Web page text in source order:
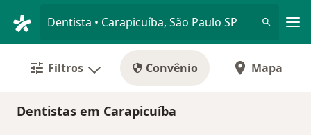
Dentista • Carapicuíba, São Paulo SP
Filtros Convênio Mapa
Dentistas em Carapicuíba